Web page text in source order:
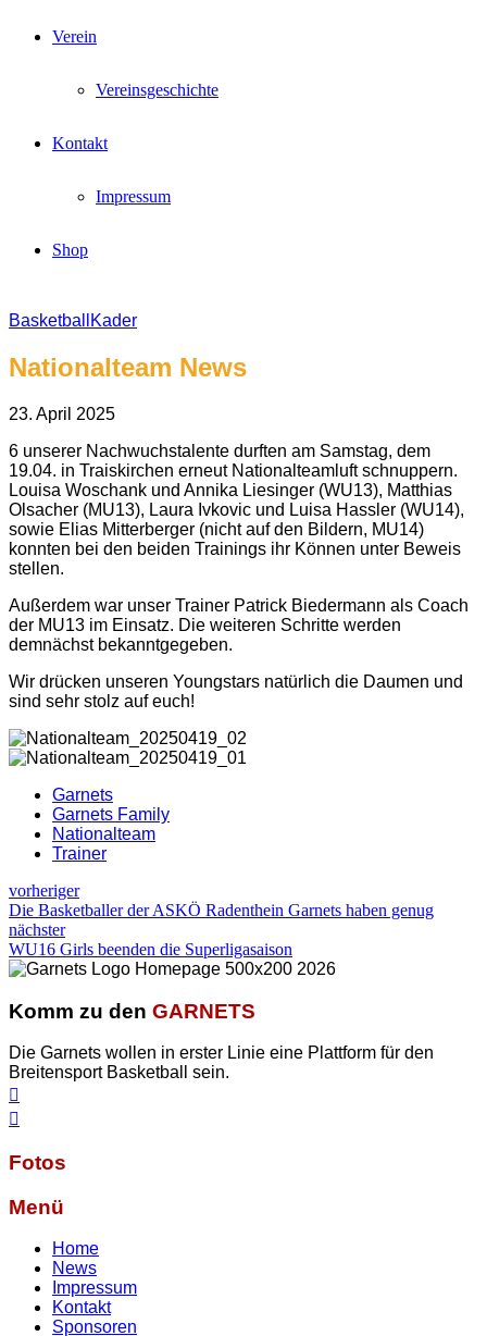
Verein
Vereinsgeschichte
Kontakt
Impressum
Shop
Basketball Kader
Nationalteam News
23. April 2025
6 unserer Nachwuchstalente durften am Samstag, dem
19.04. in Traiskirchen erneut Nationalteamluft schnuppern.
Louisa Woschank und Annika Liesinger (WU13), Matthias
Olsacher (MU13), Laura Ivkovic und Luisa Hassler (WU14),
sowie Elias Mitterberger (nicht auf den Bildern, MU14)
konnten bei den beiden Trainings ihr Können unter Beweis
stellen.
Außerdem war unser Trainer Patrick Biedermann als Coach
der MU13 im Einsatz. Die weiteren Schritte werden
demnächst bekanntgegeben.
Wir drücken unseren Youngstars natürlich die Daumen und
sind sehr stolz auf euch!
Garnets
Garnets Family
Nationalteam
Trainer
vorheriger
Die Basketballer der ASKÖ Radenthein Garnets haben genug
nächster
WU16 Girls beenden die Superligasaison
Komm zu den GARNETS
Die Garnets wollen in erster Linie eine Plattform für den
Breitensport Basketball sein.
Fotos
Menü
Home
News
Impressum
Kontakt
Sponsoren